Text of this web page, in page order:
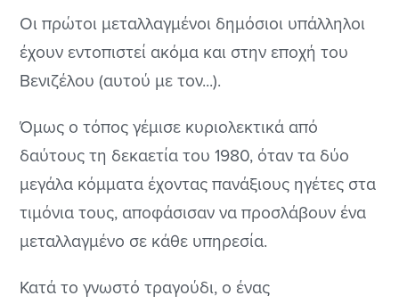
Οι πρώτοι μεταλλαγμένοι δημόσιοι υπάλληλοι
έχουν εντοπιστεί ακόμα και στην εποχή του
Βενιζέλου (αυτού με τον...).
Όμως ο τόπος γέμισε κυριολεκτικά από
δαύτους τη δεκαετία του 1980, όταν τα δύο
μεγάλα κόμματα έχοντας πανάξιους ηγέτες στα
τιμόνια τους, αποφάσισαν να προσλάβουν ένα
μεταλλαγμένο σε κάθε υπηρεσία.
Κατά το γνωστό τραγούδι, ο ένας